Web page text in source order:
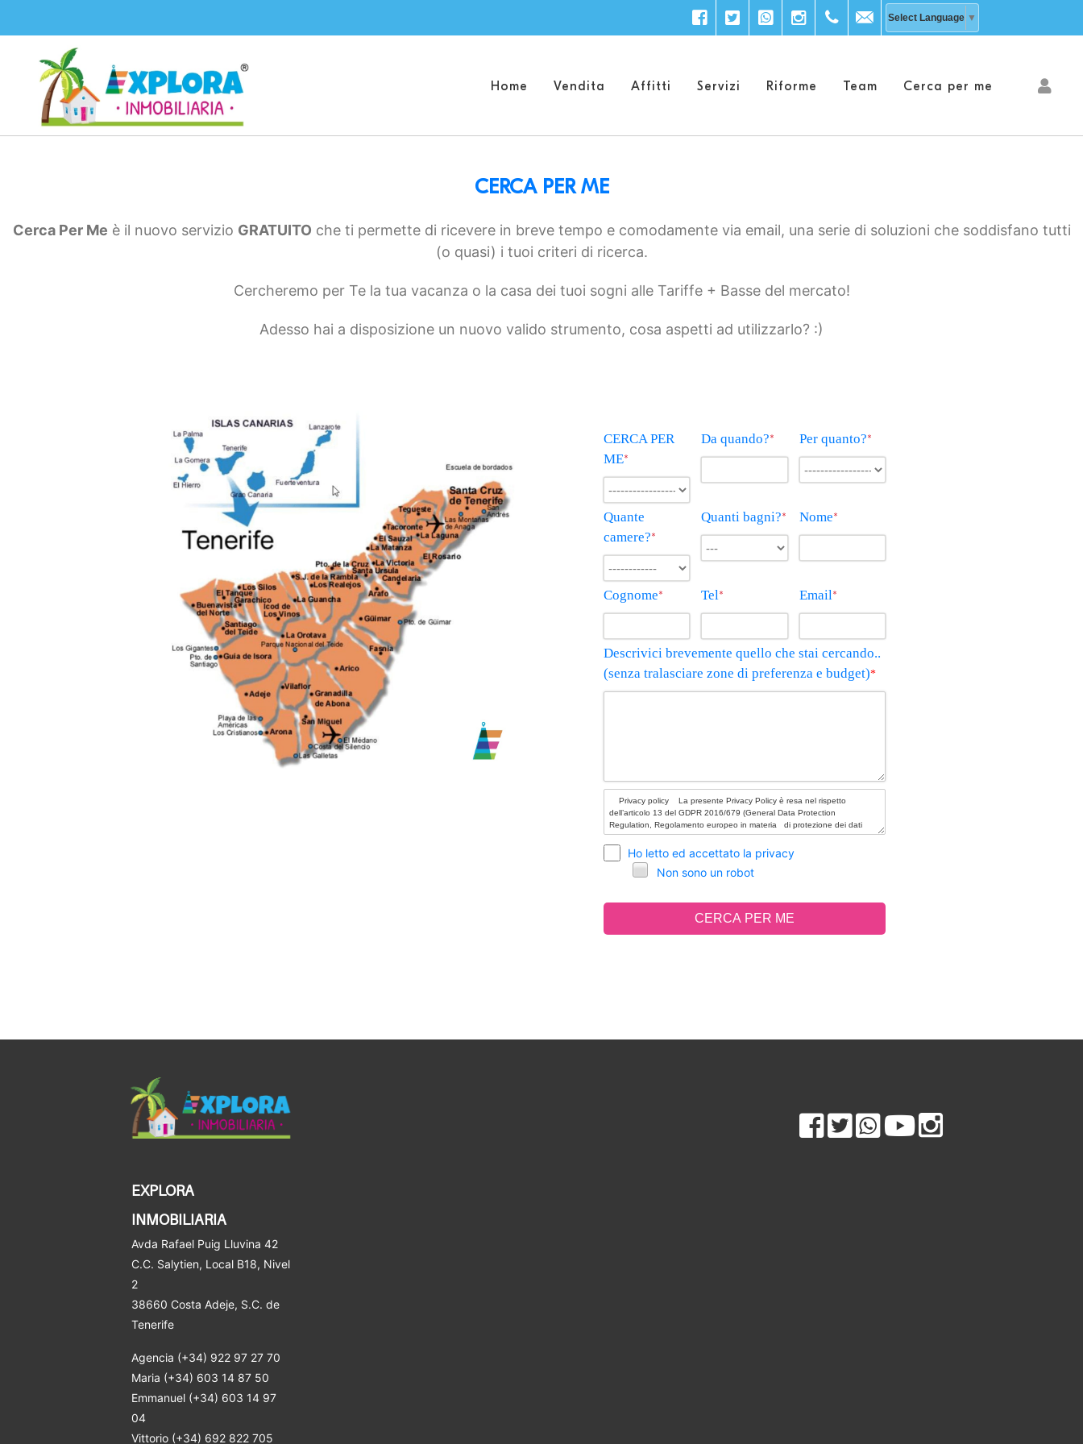
FacebookTwitter WhatsAppInstagram
+39
203
info@explora-
Select Language ▼
Home Vendita Affitti Servizi Riforme Team Cerca per me
CERCA PER ME
Cerca Per Me è il nuovo servizio GRATUITO che ti permette di ricevere in breve tempo e comodamente via email, una serie di soluzioni che soddisfano tutti
(o quasi) i tuoi criteri di ricerca.
Cercheremo per Te la tua vacanza o la casa dei tuoi sogni alle Tariffe + Basse del mercato!
Adesso hai a disposizione un nuovo valido strumento, cosa aspetti ad utilizzarlo? :)
CERCA PER
ME*
Da quando?* Per quanto?*
Quante
camere?*
Quanti bagni?* Nome*
Cognome* Tel* Email*
Descrivici brevemente quello che stai cercando..
(senza tralasciare zone di preferenza e budget)*
Ho letto ed accettato la privacy
Non sono un robot
CERCA PER ME
EXPLORA
INMOBILIARIA
Avda Rafael Puig Lluvina 42
C.C. Salytien, Local B18, Nivel
2
38660 Costa Adeje, S.C. de
Tenerife
Agencia (+34) 922 97 27 70
Maria (+34) 603 14 87 50
Emmanuel (+34) 603 14 97
04
Vittorio (+34) 692 822 705